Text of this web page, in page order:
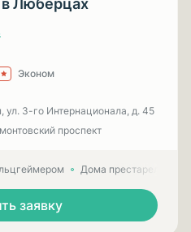
в Люберцах
Эконом
3-гo Интернационала, д. 45
проспект
Дома престарелых
заявку